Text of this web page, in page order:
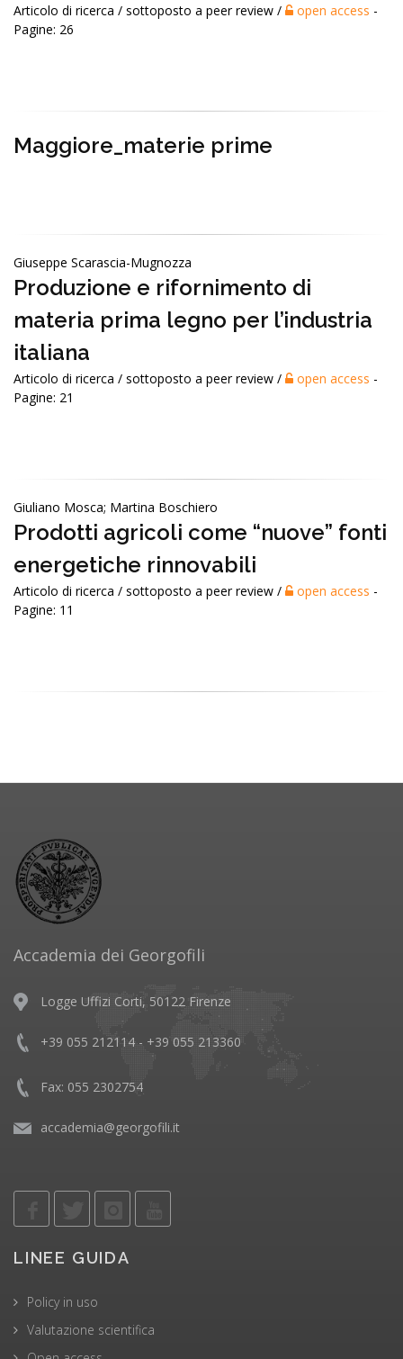
Articolo di ricerca / sottoposto a peer review / open access -
Pagine: 26
Maggiore_materie prime
Giuseppe Scarascia-Mugnozza
Produzione e rifornimento di
materia prima legno per l’industria
italiana
Articolo di ricerca / sottoposto a peer review / open access -
Pagine: 21
Giuliano Mosca; Martina Boschiero
Prodotti agricoli come “nuove” fonti
energetiche rinnovabili
Articolo di ricerca / sottoposto a peer review / open access -
Pagine: 11
Accademia dei Georgofili
Logge Uffizi Corti, 50122 Firenze
+39 055 212114 - +39 055 213360
Fax: 055 2302754
accademia@georgofili.it
LINEE GUIDA
Policy in uso
Valutazione scientifica